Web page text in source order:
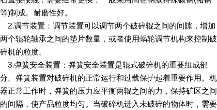
等)制成。耐磨性好。
2.调节装置：调节装置可以调节两个破碎辊之间的间隙，增加
两个辊轮轴承之间的垫片数量，或者使用蜗轮调节机构来控制破
碎机的粒度。
3.弹簧安全装置：弹簧安全装置是辊式破碎机的重要组成部
分。弹簧装置对破碎机的正常运行和过载保护起着重要作用。机
器正常工作时，弹簧的压力应平衡两辊之间的力，保持矿区之间
的间隔，使产品粒度均匀。当破碎机进入未破碎的物体时，需要